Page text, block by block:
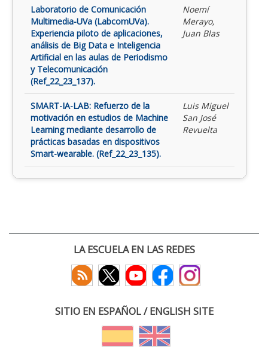
Laboratorio de Comunicación
Multimedia-UVa (LabcomUVa).
Experiencia piloto de aplicaciones,
análisis de Big Data e Inteligencia
Artificial en las aulas de Periodismo
y Telecomunicación
(Ref_22_23_137).
Noemí
Merayo,
Juan Blas
SMART-IA-LAB: Refuerzo de la
motivación en estudios de Machine
Learning mediante desarrollo de
prácticas basadas en dispositivos
Smart-wearable. (Ref_22_23_135).
Luis Miguel
San José
Revuelta
LA ESCUELA EN LAS REDES
SITIO EN ESPAÑOL / ENGLISH SITE